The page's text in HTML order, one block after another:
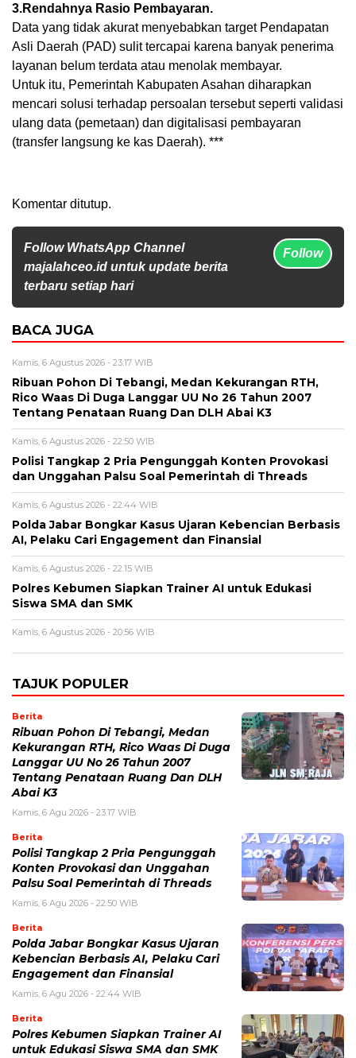
3.Rendahnya Rasio Pembayaran.
Data yang tidak akurat menyebabkan target Pendapatan
Asli Daerah (PAD) sulit tercapai karena banyak penerima
layanan belum terdata atau menolak membayar.
Untuk itu, Pemerintah Kabupaten Asahan diharapkan
mencari solusi terhadap persoalan tersebut seperti validasi
ulang data (pemetaan) dan digitalisasi pembayaran
(transfer langsung ke kas Daerah). ***
Komentar ditutup.
Follow WhatsApp Channel
majalahceo.id untuk update berita
terbaru setiap hari
Follow
BACA JUGA
Kamis, 6 Agustus 2026 - 23:17 WIB
Ribuan Pohon Di Tebangi, Medan Kekurangan RTH,
Rico Waas Di Duga Langgar UU No 26 Tahun 2007
Tentang Penataan Ruang Dan DLH Abai K3
Kamis, 6 Agustus 2026 - 22:50 WIB
Polisi Tangkap 2 Pria Pengunggah Konten Provokasi
dan Unggahan Palsu Soal Pemerintah di Threads
Kamis, 6 Agustus 2026 - 22:44 WIB
Polda Jabar Bongkar Kasus Ujaran Kebencian Berbasis
AI, Pelaku Cari Engagement dan Finansial
Kamis, 6 Agustus 2026 - 22:15 WIB
Polres Kebumen Siapkan Trainer AI untuk Edukasi
Siswa SMA dan SMK
Kamis, 6 Agustus 2026 - 20:56 WIB
TAJUK POPULER
Berita
Ribuan Pohon Di Tebangi, Medan
Kekurangan RTH, Rico Waas Di Duga
Langgar UU No 26 Tahun 2007
Tentang Penataan Ruang Dan DLH
Abai K3
Kamis, 6 Agu 2026 - 23:17 WIB
Berita
Polisi Tangkap 2 Pria Pengunggah
Konten Provokasi dan Unggahan
Palsu Soal Pemerintah di Threads
Kamis, 6 Agu 2026 - 22:50 WIB
Berita
Polda Jabar Bongkar Kasus Ujaran
Kebencian Berbasis AI, Pelaku Cari
Engagement dan Finansial
Kamis, 6 Agu 2026 - 22:44 WIB
Berita
Polres Kebumen Siapkan Trainer AI
untuk Edukasi Siswa SMA dan SMK